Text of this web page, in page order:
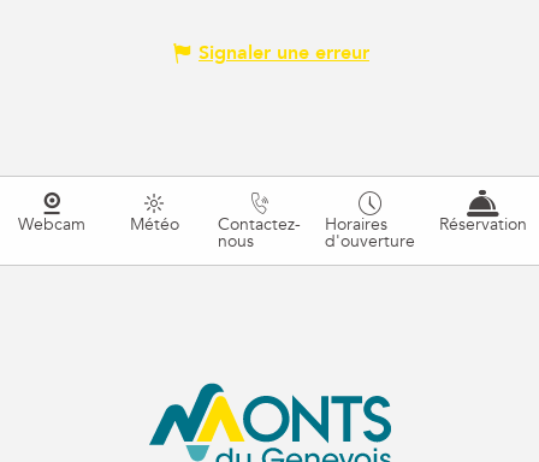
Signaler une erreur
Webcam Météo Contactez-
nous
Horaires
d'ouverture
Réservation